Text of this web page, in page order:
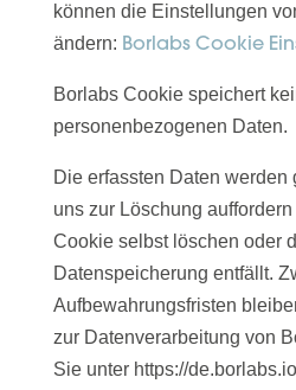
können die Einstellungen
ändern: Borlabs Cookie
Borlabs Cookie speichert
personenbezogenen Daten.
Die erfassten Daten werden
uns zur Löschung
Cookie selbst löschen oder
Datenspeicherung entfällt.
Aufbewahrungsfristen
zur Datenverarbeitung von
Sie unter https://